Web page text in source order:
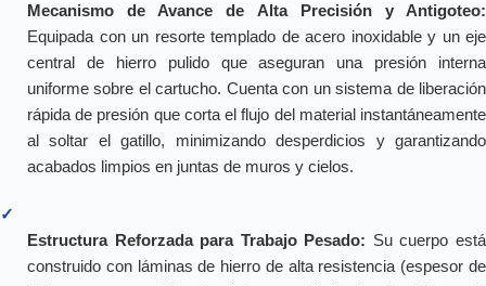
Mecanismo de Avance de Alta Precisión y Antigoteo:
Equipada con un resorte templado de acero inoxidable y un eje
central de hierro pulido que aseguran una presión interna
uniforme sobre el cartucho. Cuenta con un sistema de liberación
rápida de presión que corta el flujo del material instantáneamente
al soltar el gatillo, minimizando desperdicios y garantizando
acabados limpios en juntas de muros y cielos.
✓
Estructura Reforzada para Trabajo Pesado: Su cuerpo está
construido con láminas de hierro de alta resistencia (espesor de